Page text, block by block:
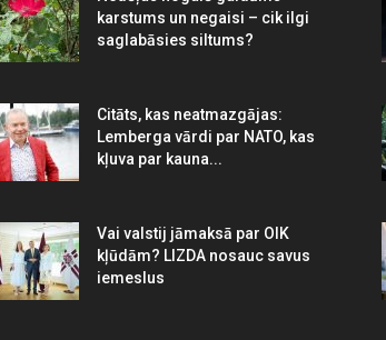
karstums un negaisi – cik ilgi
saglabāsies siltums?
Citāts, kas neatmazgājas:
Lemberga vārdi par NATO, kas
kļuva par kauna...
Vai valstij jāmaksā par OIK
kļūdām? LIZDA nosauc savus
iemeslus